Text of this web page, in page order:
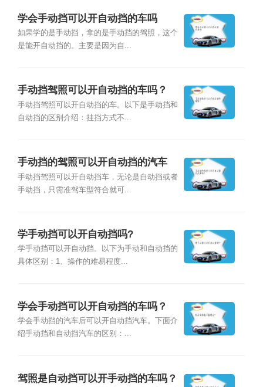
学会手动挡可以开自动挡的车吗
如果学的是手动挡，拿的是手动挡的驾照，这个
是能开自动挡的。主要是因为自...
手动挡驾照可以开自动挡的车吗？
手动挡驾照可以开自动挡的车。以下是手动挡和
自动挡的区别介绍：挂挡方式不...
手动挡的驾照可以开自动挡的汽车
吗？
手动挡驾照可以开自动挡车，无论是自动挡或者
手动挡，只需准驾车型符合就可...
学手动挡可以开自动挡吗?
学手动挡可以开自动挡。以下为手动和自动挡的
具体区别：1、操作的难易程度...
学会手动挡可以开自动挡的车吗？
学会手动挡的汽车后可以开自动挡汽车。下面介
绍手动挡和自动挡汽车的区别：...
驾照是自动挡可以开手动挡的车吗？